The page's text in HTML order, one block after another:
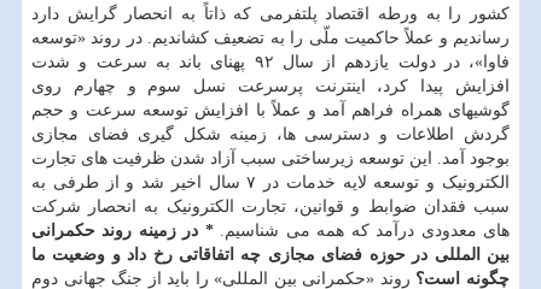
کشور را به ورطه اقتصاد پلتفرمی که ذاتاً به انحصار گرایش دارد
رساندیم و عملاً حاکمیت ملّی را به تضعیف کشاندیم. در روند «توسعه
فاوا»، در دولت یازدهم از سال ۹۲ پهنای باند به سرعت و شدت
افزایش پیدا کرد، اینترنت پرسرعت نسل سوم و چهارم روی
گوشیهای همراه فراهم آمد و عملاً با افزایش توسعه سرعت و حجم
گردش اطلاعات و دسترسی ها، زمینه شکل گیری فضای مجازی
بوجود آمد. این توسعه زیرساختی سبب آزاد شدن ظرفیت های تجارت
الکترونیک و توسعه لایه خدمات در ۷ سال اخیر شد و از طرفی به
سبب فقدان ضوابط و قوانین، تجارت الکترونیک به انحصار شرکت
های معدودی درآمد که همه می شناسیم.* در زمینه روند حکمرانی
بین المللی در حوزه فضای مجازی چه اتفاقاتی رخ داد و وضعیت ما
چگونه است؟ روند «حکمرانی بین المللی» را باید از جنگ جهانی دوم